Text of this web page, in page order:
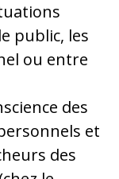
public, les
ou entre
des
et
des